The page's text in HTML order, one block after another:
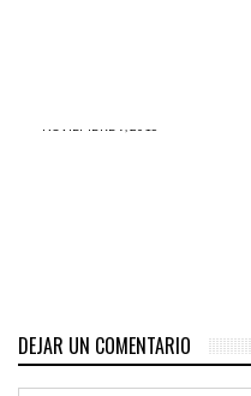
DEJAR UN COMENTARIO